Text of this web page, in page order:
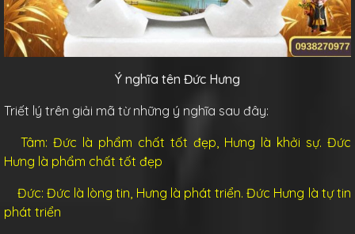
Ý nghĩa tên Đức Hưng
Triết lý trên giải mã từ những ý nghĩa sau đây:
Tâm: Đức là phẩm chất tốt đẹp, Hưng là khởi sự. Đức
Hưng là phẩm chất tốt đẹp
Đức: Đức là lòng tin, Hưng là phát triển. Đức Hưng là tự tin
phát triển